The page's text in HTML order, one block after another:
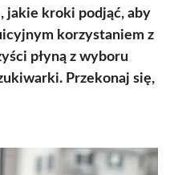
jakie kroki podjąć, aby
korzystaniem z
płyną z wyboru
Przekonaj się,